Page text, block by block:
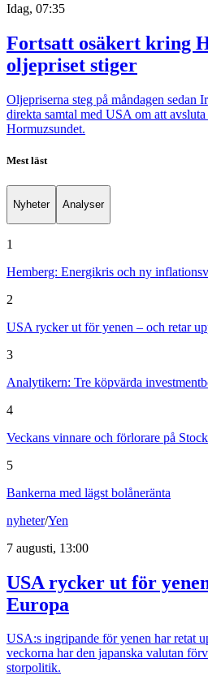
Idag, 07:35
Fortsatt osäkert kring
oljepriset stiger
Oljepriserna steg på måndagen sedan
direkta samtal med USA om att
Hormuzsundet.
Mest läst
Nyheter Analyser
1
Hemberg: Energikris och ny
2
USA rycker ut för yenen – och retar
3
Analytikern: Tre köpvärda
4
Veckans vinnare och förlorare på
5
Bankerna med lägst bolåneränta
nyheter/Yen
7 augusti, 13:00
USA rycker ut för
Europa
USA:s ingripande för yenen har retat
veckorna har den japanska valutan
storpolitik.